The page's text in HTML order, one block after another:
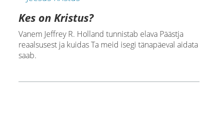
Kes on Kristus?
Vanem Jeffrey R. Holland tunnistab elava Päästja
reaalsusest ja kuidas Ta meid isegi tänapäeval aidata
saab.